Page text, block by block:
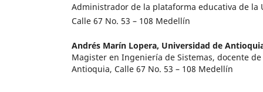
Administrador de la plataforma educativa de la
Calle 67 No. 53 – 108 Medellín
Andrés Marín Lopera, Universidad de
Magister en Ingeniería de Sistemas, docente
Antioquia, Calle 67 No. 53 – 108 Medellín